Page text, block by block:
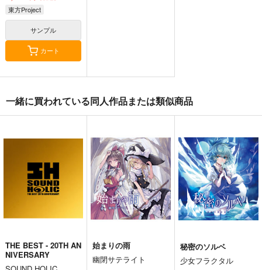
東方剛欲異聞～水没し
た沈愁地獄
黄昏フロンティア
2,200 （税込）
サンプル
カート
東方紅魔郷～
the Embodiment of
Scarlet Devil～
上海アリス幻樂団
1,100 （税込）
東方Project
サンプル
カート
Clutch Shooter #05
東方Project
十六夜咲夜
サンプル
カート
東方Project
サンプル
カート
一緒に買われている同人作品または類似商品
THE BEST - 20TH AN
NIVERSARY
始まりの雨
幽閉サテライト
秘密のソルベ
少女フラクタル